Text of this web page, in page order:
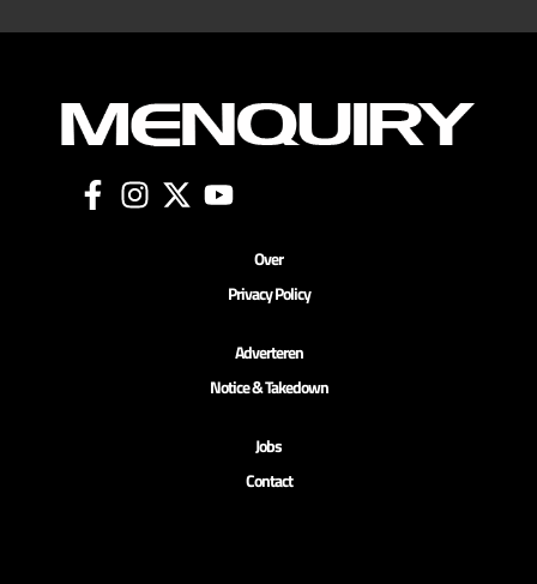
Over
Privacy Policy
Adverteren
Notice & Takedown
Jobs
Contact